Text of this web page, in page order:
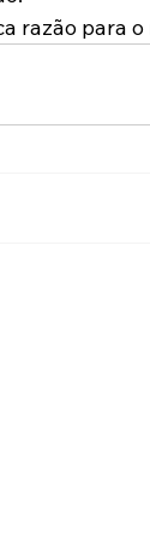
razão para o